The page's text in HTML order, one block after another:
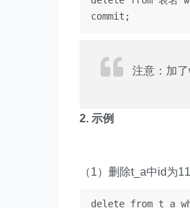
注意：加
2. 示例
（1）删除t_a中id为
delete from t_a